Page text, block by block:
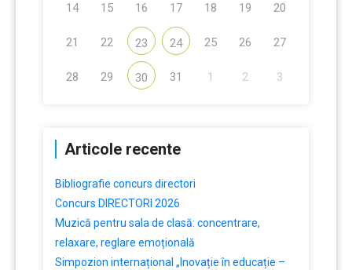
14 15 16 17 18 19 20
21 22 23 24 25 26 27
28 29 30 31 1 2 3
Articole recente
Bibliografie concurs directori
Concurs DIRECTORI 2026
Muzică pentru sala de clasă: concentrare,
relaxare, reglare emoțională
Simpozion internațional „Inovație în educație –